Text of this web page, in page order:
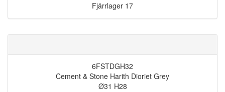
Fjärrlager 17
6FSTDGH32
Cement & Stone Harith Dioriet Grey
Ø31 H28